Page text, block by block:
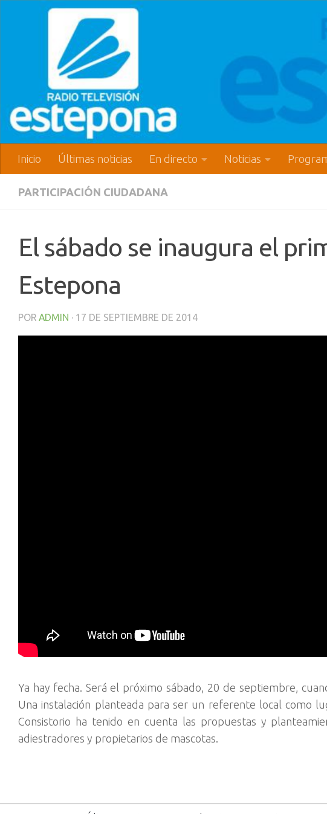
Inicio Últimas noticias En directo Noticias
PARTICIPACIÓN CIUDADANA
El sábado se inaugura el
Estepona
POR ADMIN · 17 DE SEPTIEMBRE DE 2014
Ya hay fecha. Será el próximo sábado, 20 de septiembre,
Una instalación planteada para ser un referente local como
Consistorio ha tenido en cuenta las propuestas y
adiestradores y propietarios de mascotas.